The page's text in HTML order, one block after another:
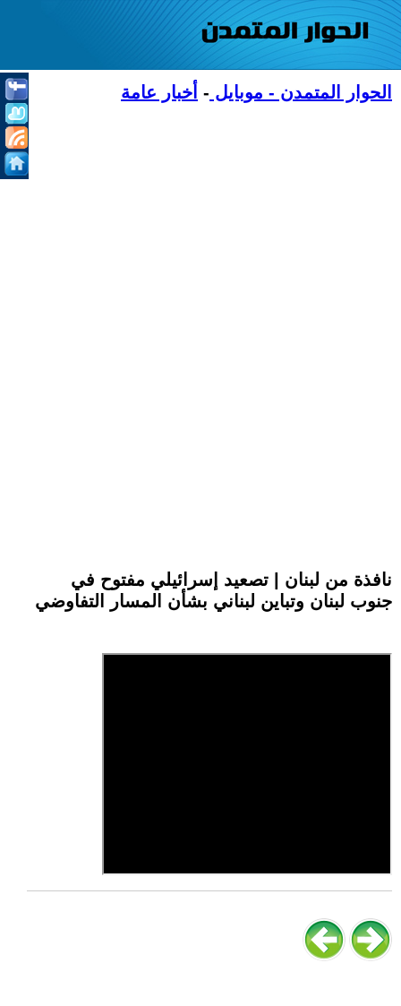
الحوار المتمدن - موبايل - أخبار عامة
نافذة من لبنان | تصعيد إسرائيلي مفتوح في
جنوب لبنان وتباين لبناني بشأن المسار التفاوضي